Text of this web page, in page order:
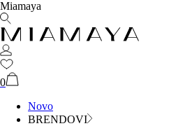
Miamaya
0
Novo
BRENDOVI